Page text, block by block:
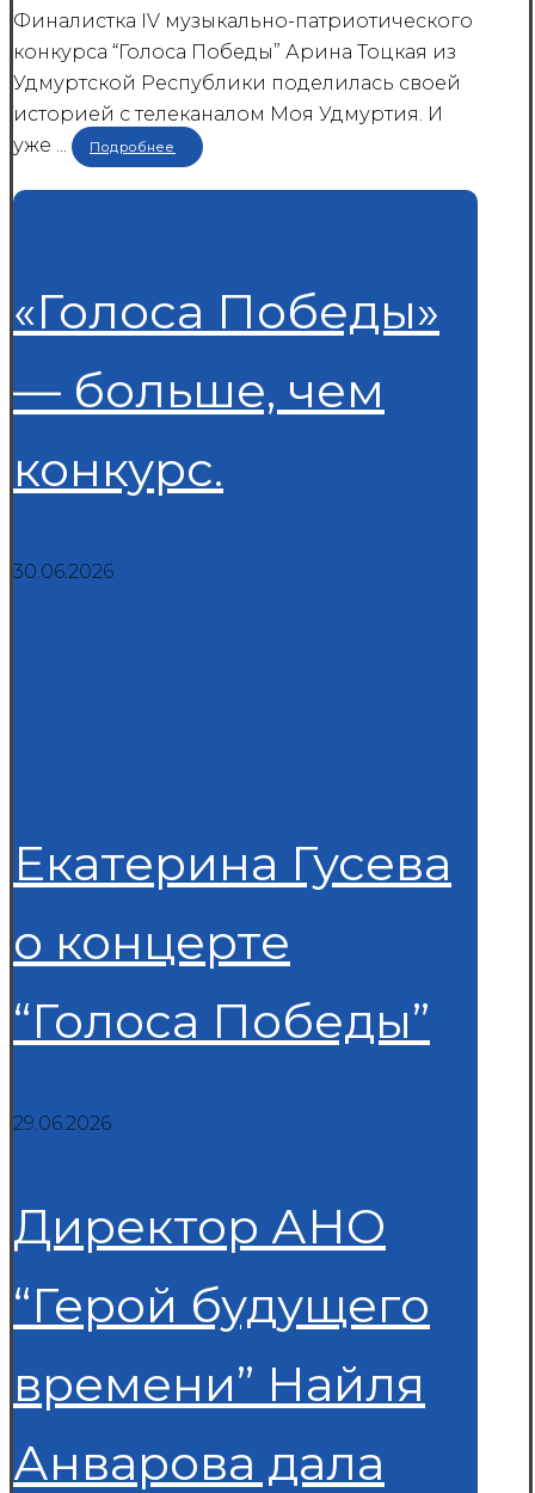
Финалистка IV музыкально-патриотического
конкурса “Голоса Победы” Арина Тоцкая из
Удмуртской Республики поделилась своей
историей с телеканалом Моя Удмуртия. И
уже ...
Подробнее
Последние новости
«Голоса Победы»
— больше, чем
конкурс.
30.06.2026
Екатерина Гусева
о концерте
“Голоса Победы”
29.06.2026
Директор АНО
“Герой будущего
времени” Найля
Анварова дала